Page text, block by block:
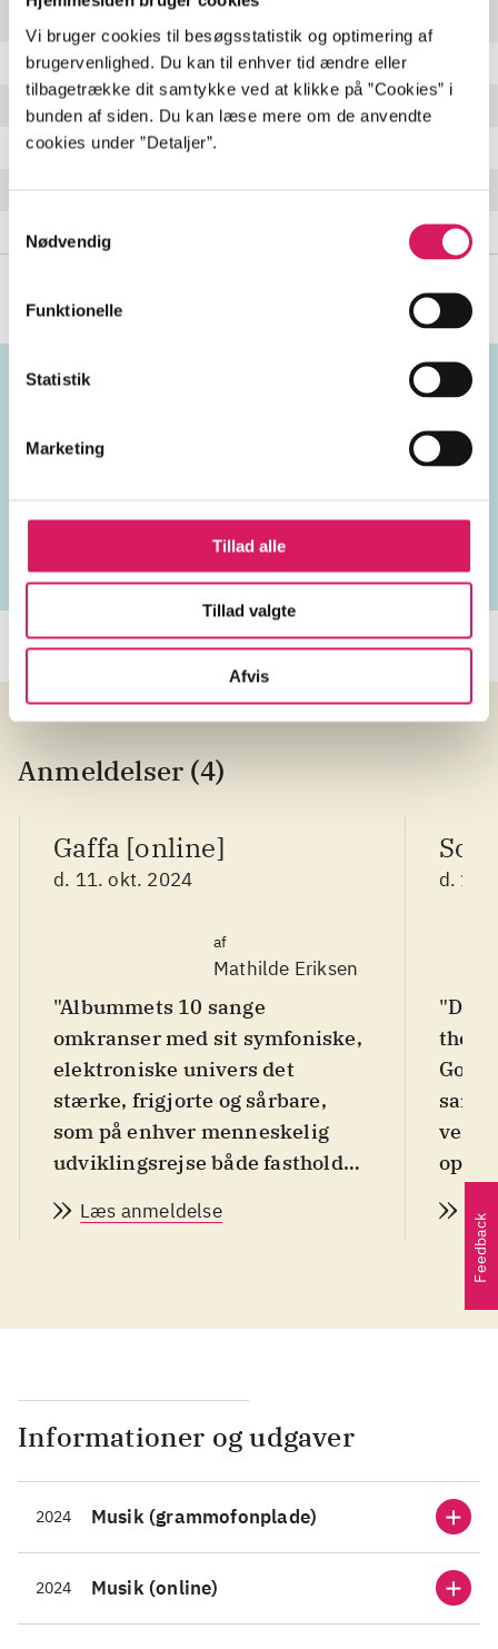
Vi bruger cookies til besøgsstatistik og optimering af
brugervenlighed. Du kan til enhver tid ændre eller
tilbagetrække dit samtykke ved at klikke på ”Cookies” i
bunden af siden. Du kan læse mere om de anvendte
cookies under ”Detaljer”.
Nødvendig
Funktionelle
Statistik
Marketing
Tillad alle
Tillad valgte
Afvis
Before
My Mind 3:06 min
Lately
I Know All The Words But I Can't Say Goodbye 4:31 min
Emneord
Anmeldelser (4)
Gaffa [online]
d. 11. okt. 2024
af
Mathilde Eriksen
"Albummets 10 sange
omkranser med sit symfoniske,
elektroniske univers det
stærke, frigjorte og sårbare,
som på enhver menneskelig
udviklingsrejse både fastholdes
livet skrider frem (...) Jeg
Læs anmeldelse
d. 11.
"De
the
den
Informationer og udgaver
2024 Musik (grammofonplade)
2024 Musik (online)
Feedback